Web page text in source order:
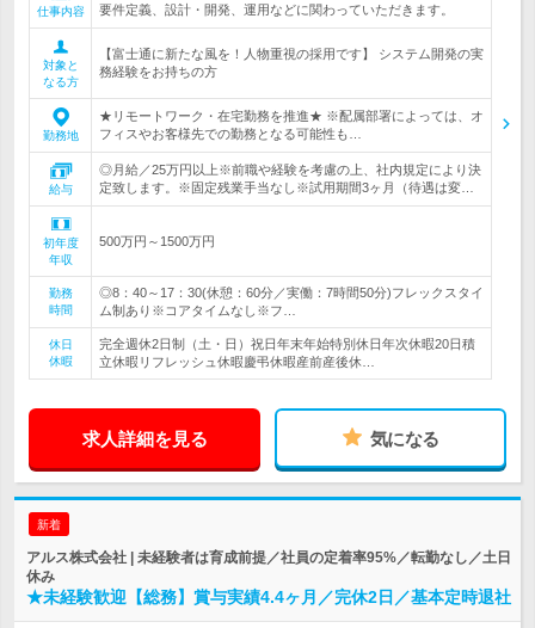
仕事内容
要件定義、設計・開発、運用などに関わっていただきます。
対象と
なる方
【富士通に新たな風を！人物重視の採用です】 システム開発の実
務経験をお持ちの方
勤務地
★リモートワーク・在宅勤務を推進★ ※配属部署によっては、オ
フィスやお客様先での勤務となる可能性も…
給与
◎月給／25万円以上※前職や経験を考慮の上、社内規定により決
定致します。※固定残業手当なし※試用期間3ヶ月（待遇は変…
初年度
年収
500万円～1500万円
勤務
時間
◎8：40～17：30(休憩：60分／実働：7時間50分)フレックスタイ
ム制あり※コアタイムなし※フ…
休日
休暇
完全週休2日制（土・日）祝日年末年始特別休日年次休暇20日積
立休暇リフレッシュ休暇慶弔休暇産前産後休…
求人詳細を見る 気になる
新着
アルス株式会社 | 未経験者は育成前提／社員の定着率95%／転勤なし／土日
休み
★未経験歓迎【総務】賞与実績4.4ヶ月／完休2日／基本定時退社